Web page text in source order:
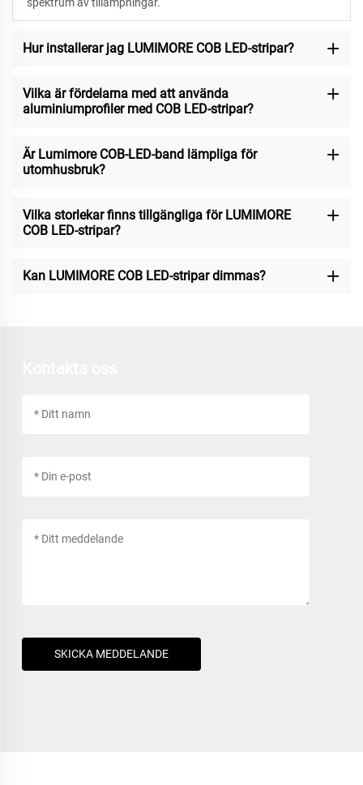
Hur installerar jag LUMIMORE COB LED-stripar?
Vilka är fördelarna med att använda
aluminiumprofiler med COB LED-stripar?
Är Lumimore COB-LED-band lämpliga för
utomhusbruk?
Vilka storlekar finns tillgängliga för LUMIMORE
COB LED-stripar?
Kan LUMIMORE COB LED-stripar dimmas?
SKICKA MEDDELANDE